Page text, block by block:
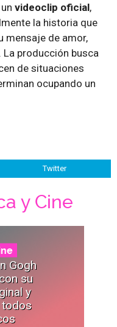
videoclip oficial,
la historia que
mensaje de amor,
producción busca
de situaciones
ocupando un
Twitter
y Cine
Gogh
su
y
todos